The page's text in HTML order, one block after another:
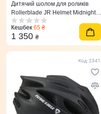
Дитячий шолом для роликів
Rollerblade JR Helmet Midnight
Blue
Кешбек 65 ₴
1 350 ₴
Код: 2341